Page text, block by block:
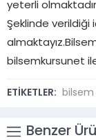
yeterli
Şeklinde verildiği
bilsemkursunet
ETİKETLER: bilsem
Benzer